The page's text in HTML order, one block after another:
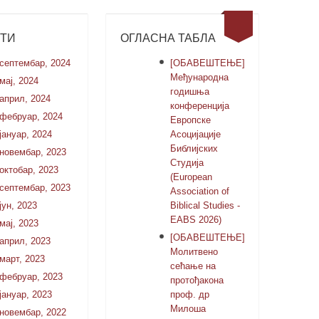
2024
2024
2024
2024
2024
2023
2023
2023
2023
2023
2023
2023
2023
2023
2022
ОГЛАСНА ТАБЛА
[ОБАВЕШТЕЊЕ]
Међународна
годишња
конференција
Европске
Асоцијације
Библијских
Студија
(European
Association of
Biblical Studies -
EABS 2026)
[ОБАВЕШТЕЊЕ]
Молитвено
сећање на
протођакона
проф. др
Милоша